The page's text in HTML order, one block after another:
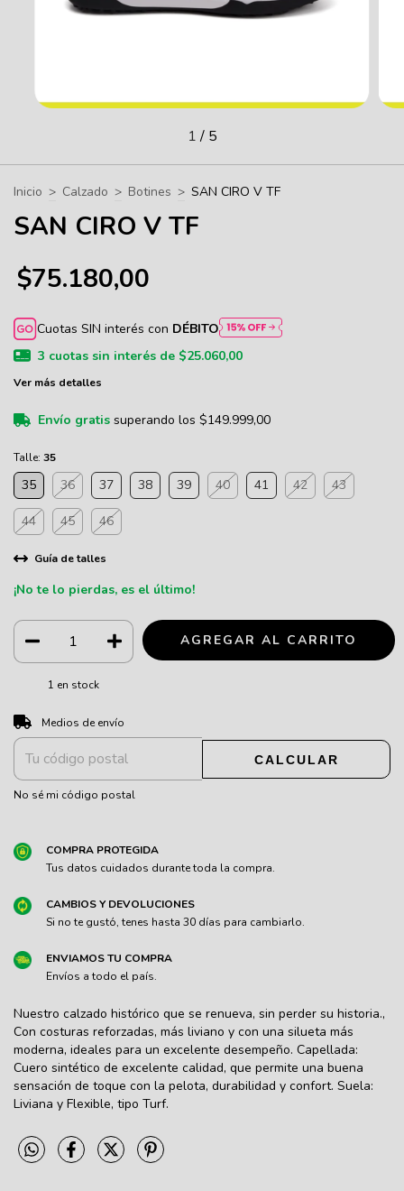
1/ 5
Inicio > Calzado > Botines > SAN CIRO V TF
SAN CIRO V TF
$75.180,00
Cuotas SIN interés con DÉBITO
3 cuotas sin interés de $25.060,00
Ver más detalles
Envío gratis superando los $149.999,00
Talle: 35
35 36 37 38 39 40 41 42 43
44 45 46
Guía de talles
¡No te lo pierdas, es el último!
1 en stock
Entregas para el CP:
Medios de envío
CALCULAR
No sé mi código postal
COMPRA PROTEGIDA
Tus datos cuidados durante toda la compra.
CAMBIOS Y DEVOLUCIONES
Si no te gustó, tenes hasta 30 días para cambiarlo.
ENVIAMOS TU COMPRA
Envíos a todo el país.
Nuestro calzado histórico que se renueva, sin perder su historia.,
Con costuras reforzadas, más liviano y con una silueta más
moderna, ideales para un excelente desempeño. Capellada:
Cuero sintético de excelente calidad, que permite una buena
sensación de toque con la pelota, durabilidad y confort. Suela:
Liviana y Flexible, tipo Turf.